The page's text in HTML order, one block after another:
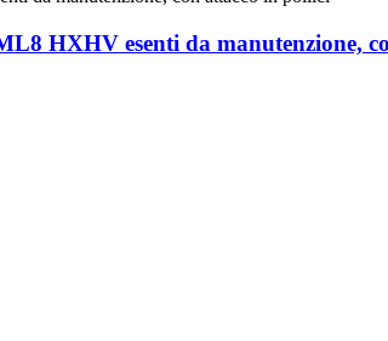
HXHV esenti da manutenzione,